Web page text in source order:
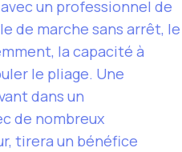
avec un professionnel de
de marche sans arrêt, le
la capacité à
le pliage. Une
dans un
de nombreux
tirera un bénéfice